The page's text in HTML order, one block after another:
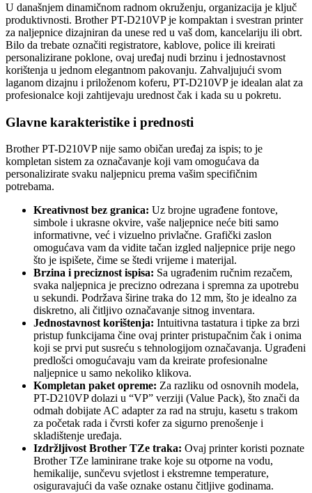
U današnjem dinamičnom radnom okruženju, organizacija je ključ
produktivnosti. Brother PT-D210VP je kompaktan i svestran printer
za naljepnice dizajniran da unese red u vaš dom, kancelariju ili obrt.
Bilo da trebate označiti registratore, kablove, police ili kreirati
personalizirane poklone, ovaj uređaj nudi brzinu i jednostavnost
korištenja u jednom elegantnom pakovanju. Zahvaljujući svom
laganom dizajnu i priloženom koferu, PT-D210VP je idealan alat za
profesionalce koji zahtijevaju urednost čak i kada su u pokretu.
Glavne karakteristike i prednosti
Brother PT-D210VP nije samo običan uređaj za ispis; to je
kompletan sistem za označavanje koji vam omogućava da
personalizirate svaku naljepnicu prema vašim specifičnim
potrebama.
Kreativnost bez granica: Uz brojne ugrađene fontove,
simbole i ukrasne okvire, vaše naljepnice neće biti samo
informativne, već i vizuelno privlačne. Grafički zaslon
omogućava vam da vidite tačan izgled naljepnice prije nego
što je ispišete, čime se štedi vrijeme i materijal.
Brzina i preciznost ispisa: Sa ugrađenim ručnim rezačem,
svaka naljepnica je precizno odrezana i spremna za upotrebu
u sekundi. Podržava širine traka do 12 mm, što je idealno za
diskretno, ali čitljivo označavanje sitnog inventara.
Jednostavnost korištenja: Intuitivna tastatura i tipke za brzi
pristup funkcijama čine ovaj printer pristupačnim čak i onima
koji se prvi put susreću s tehnologijom označavanja. Ugrađeni
predlošci omogućavaju vam da kreirate profesionalne
naljepnice u samo nekoliko klikova.
Kompletan paket opreme: Za razliku od osnovnih modela,
PT-D210VP dolazi u “VP” verziji (Value Pack), što znači da
odmah dobijate AC adapter za rad na struju, kasetu s trakom
za početak rada i čvrsti kofer za sigurno prenošenje i
skladištenje uređaja.
Izdržljivost Brother TZe traka: Ovaj printer koristi poznate
Brother TZe laminirane trake koje su otporne na vodu,
hemikalije, sunčevu svjetlost i ekstremne temperature,
osiguravajući da vaše oznake ostanu čitljive godinama.